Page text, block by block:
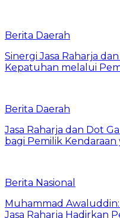
Berita Daerah
Sinergi Jasa Raharja
Kepatuhan melalui
Berita Daerah
Jasa Raharja dan Dot
bagi Pemilik Kendaraan
Berita Nasional
Muhammad
Jasa Raharja Hadirkan